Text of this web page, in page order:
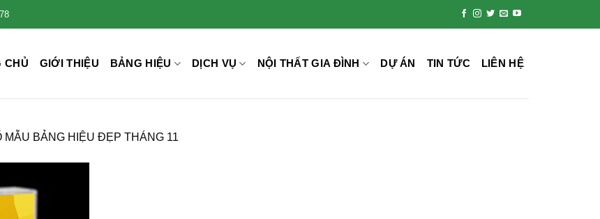
CHỦ GIỚI THIỆU BẢNG HIỆU DỊCH VỤ NỘI THẤT GIA ĐÌNH DỰ ÁN TIN TỨC LIÊN HỆ
MẪU BẢNG HIỆU ĐẸP THÁNG 11